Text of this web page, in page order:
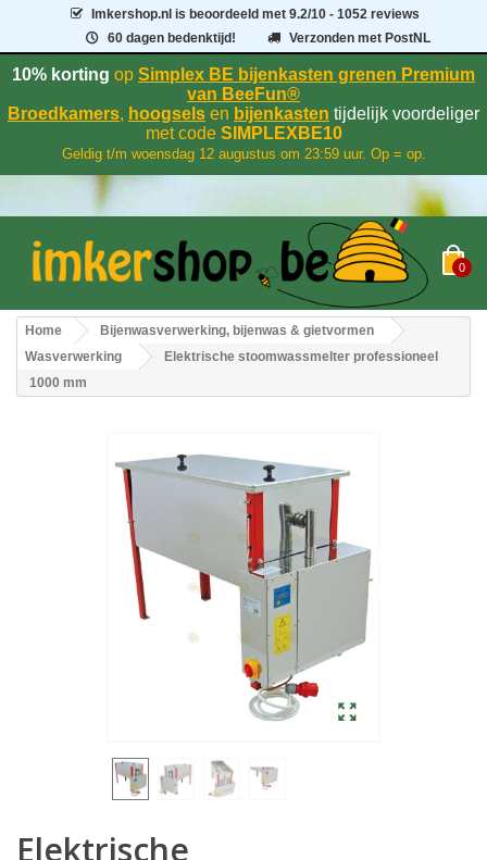
Imkershop.nl is beoordeeld met9.2/10 - 1052 reviews
60 dagen bedenktijd!
Verzonden met PostNL
10% korting op Simplex BE bijenkasten grenen Premium
van BeeFun®
Broedkamers, hoogsels en bijenkasten tijdelijk voordeliger
met codeSIMPLEXBE10
Geldig t/m woensdag 12 augustus om 23:59 uur. Op = op.
0
Home
Bijenwasverwerking, bijenwas & gietvormen
Wasverwerking
Elektrische stoomwassmelter professioneel
1000 mm
Elektrische